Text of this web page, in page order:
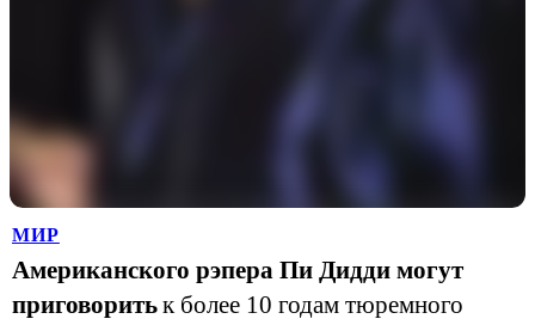
МИР
Американского рэпера Пи Дидди могут
приговоритьк более 10 годам тюремного